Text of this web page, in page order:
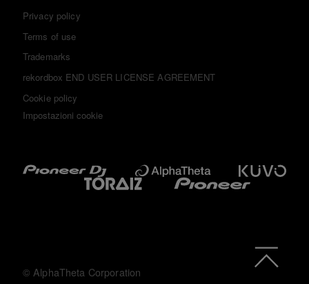
Privacy policy
Terms of use
Trademarks
rekordbox END USER LICENSE AGREEMENT
Cookie policy
Impostazioni cookie
© AlphaTheta Corporation